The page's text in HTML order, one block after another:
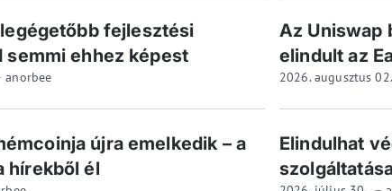
fejlesztési
semmi ehhez képest
anorbee
Az Uniswap
elindult az
2026. augusztus 02.
újra emelkedik – a
hírekből él
Elindulhat